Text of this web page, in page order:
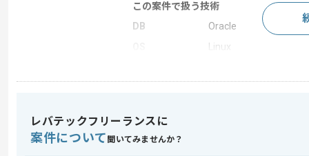
この案件で扱う技術
DB
Oracle
Linux
レバテックフリーランスに
案件について 聞いてみませんか？